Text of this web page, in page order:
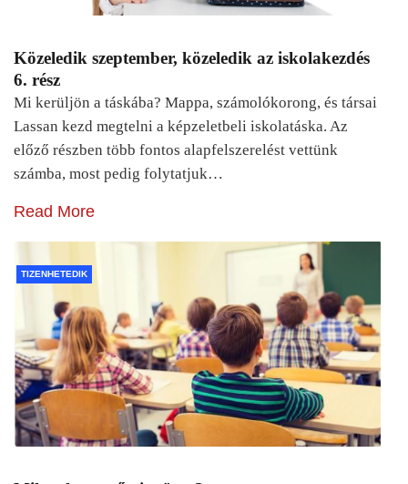
Közeledik szeptember, közeledik az iskolakezdés
6. rész
Mi kerüljön a táskába? Mappa, számolókorong, és társai
Lassan kezd megtelni a képzeletbeli iskolatáska. Az
előző részben több fontos alapfelszerelést vettünk
számba, most pedig folytatjuk…
Read More
TIZENHETEDIK